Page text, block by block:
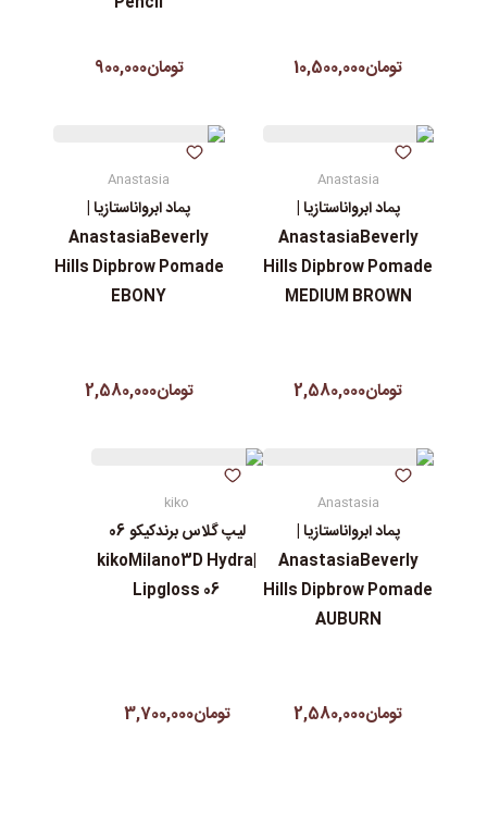
تومان10,500,000 تومان900,000
Anastasia
پماد ابرواناستازیا |
AnastasiaBeverly
Hills Dipbrow Pomade
MEDIUM BROWN
تومان2,580,000
Anastasia
پماد ابرواناستازیا |
AnastasiaBeverly
Hills Dipbrow Pomade
EBONY
تومان2,580,000
Anastasia
پماد ابرواناستازیا |
AnastasiaBeverly
Hills Dipbrow Pomade
AUBURN
تومان2,580,000
kiko
لیپ گلاس‌ برندکیکو 06
|kikoMilano3D Hydra
Lipgloss 06
تومان3,700,000